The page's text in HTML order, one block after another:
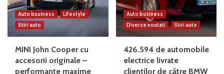
Auto business
Lifestyle
Stiri auto
MINI John Cooper cu
accesorii originale –
performanţe maxime
Auto business
Diverse noutati
Stiri auto
426.594 de automobile
electrice livrate
clienților de către BMW